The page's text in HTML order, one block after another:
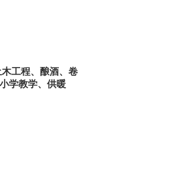
工程、酿酒、卷
学教学、供暖